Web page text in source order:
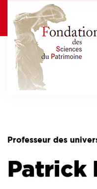
ASSOCIATION DES JEUNES
Professeur des
Patrick